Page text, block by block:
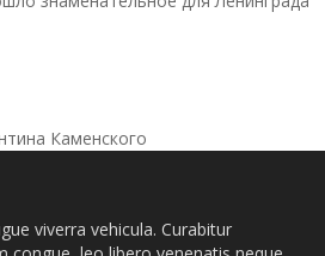
Каменского
viverra vehicula. Curabitur